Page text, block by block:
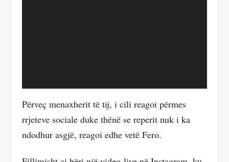
Përveç menaxherit të tij, i cili reagoi përmes
rrjeteve sociale duke thënë se reperit nuk i ka
ndodhur asgjë, reagoi edhe vetë Fero.